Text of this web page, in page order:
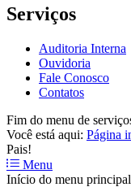
Serviços
Auditoria Interna
Ouvidoria
Fale Conosco
Contatos
Fim do menu de
Você está aqui: Página
Pais!
Menu
Início do menu principal